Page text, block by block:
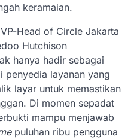
keramaian.
Head of Circle Jakarta
Hutchison
hanya hadir sebagai
penyedia layanan yang
layar untuk memastikan
Di momen sepadat
mampu menjawab
puluhan ribu pengguna